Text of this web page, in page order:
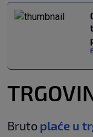
Bruto plaće u